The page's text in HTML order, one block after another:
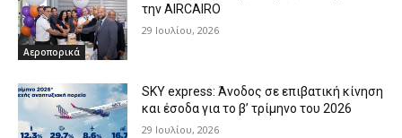
Αεροπορικά
την AIRCAIRO
29 Ιουλίου, 2026
SKY express: Άνοδος σε επιβατική κίνηση
και έσοδα για το β’ τρίμηνο του 2026
29 Ιουλίου, 2026